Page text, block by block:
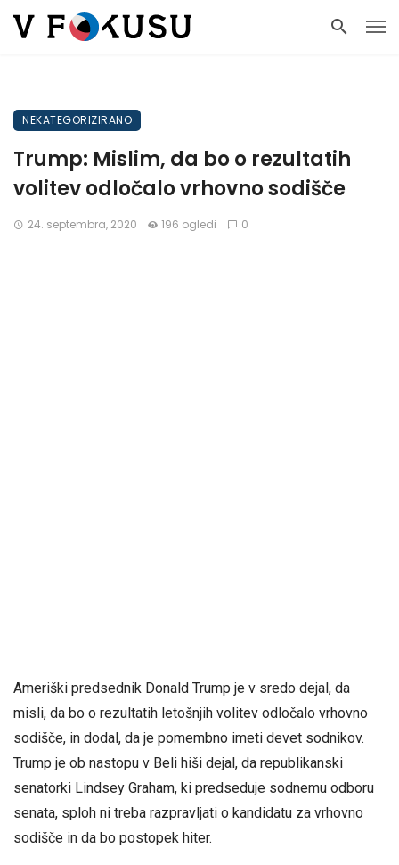
NEKATEGORIZIRANO
Trump: Mislim, da bo o rezultatih
volitev odločalo vrhovno sodišče
24. septembra, 2020 196 ogledi 0
Ameriški predsednik Donald Trump je v sredo dejal, da
misli, da bo o rezultatih letošnjih volitev odločalo vrhovno
sodišče, in dodal, da je pomembno imeti devet sodnikov.
Trump je ob nastopu v Beli hiši dejal, da republikanski
senatorki Lindsey Graham, ki predseduje sodnemu odboru
senata, sploh ni treba razpravljati o kandidatu za vrhovno
sodišče in da bo postopek hiter.